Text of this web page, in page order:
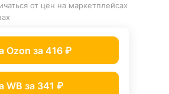
от цен на маркетплейсах
Ozon за 416 ₽
WB за 341 ₽